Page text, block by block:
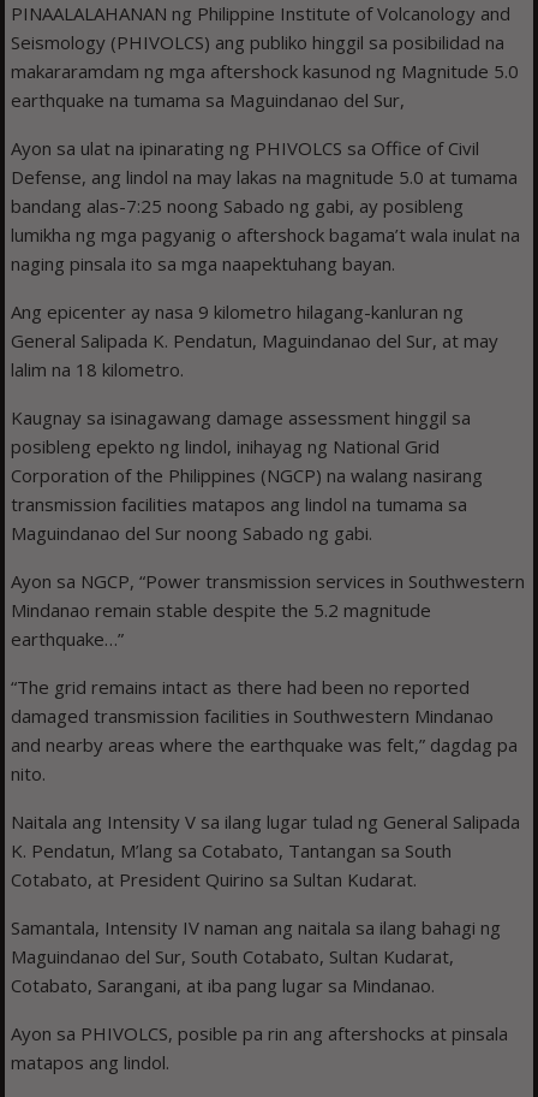
PINAALALAHANAN ng Philippine Institute of Volcanology and
Seismology (PHIVOLCS) ang publiko hinggil sa posibilidad na
makararamdam ng mga aftershock kasunod ng Magnitude 5.0
earthquake na tumama sa Maguindanao del Sur,
Ayon sa ulat na ipinarating ng PHIVOLCS sa Office of Civil
Defense, ang lindol na may lakas na magnitude 5.0 at tumama
bandang alas-7:25 noong Sabado ng gabi, ay posibleng
lumikha ng mga pagyanig o aftershock bagama’t wala inulat na
naging pinsala ito sa mga naapektuhang bayan.
Ang epicenter ay nasa 9 kilometro hilagang-kanluran ng
General Salipada K. Pendatun, Maguindanao del Sur, at may
lalim na 18 kilometro.
Kaugnay sa isinagawang damage assessment hinggil sa
posibleng epekto ng lindol, inihayag ng National Grid
Corporation of the Philippines (NGCP) na walang nasirang
transmission facilities matapos ang lindol na tumama sa
Maguindanao del Sur noong Sabado ng gabi.
Ayon sa NGCP, “Power transmission services in Southwestern
Mindanao remain stable despite the 5.2 magnitude
earthquake…”
“The grid remains intact as there had been no reported
damaged transmission facilities in Southwestern Mindanao
and nearby areas where the earthquake was felt,” dagdag pa
nito.
Naitala ang Intensity V sa ilang lugar tulad ng General Salipada
K. Pendatun, M’lang sa Cotabato, Tantangan sa South
Cotabato, at President Quirino sa Sultan Kudarat.
Samantala, Intensity IV naman ang naitala sa ilang bahagi ng
Maguindanao del Sur, South Cotabato, Sultan Kudarat,
Cotabato, Sarangani, at iba pang lugar sa Mindanao.
Ayon sa PHIVOLCS, posible pa rin ang aftershocks at pinsala
matapos ang lindol.